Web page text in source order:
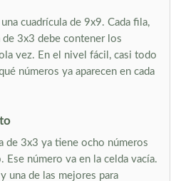
cuadrícula de 9x9. Cada fila,
de 3x3 debe contener los
vez. En el nivel fácil, casi todo
números ya aparecen en cada
de 3x3 ya tiene ocho números
número va en la celda vacía.
una de las mejores para